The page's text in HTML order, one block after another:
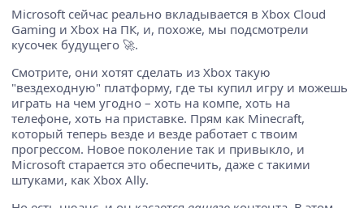
Microsoft сейчас реально вкладывается в Xbox Cloud
Gaming и Xbox на ПК, и, похоже, мы подсмотрели
кусочек будущего 🚀.
Смотрите, они хотят сделать из Xbox такую
"вездеходную" платформу, где ты купил игру и можешь
играть на чем угодно – хоть на компе, хоть на
телефоне, хоть на приставке. Прям как Minecraft,
который теперь везде и везде работает с твоим
прогрессом. Новое поколение так и привыкло, и
Microsoft старается это обеспечить, даже с такими
штуками, как Xbox Ally.